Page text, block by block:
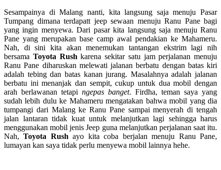
Sesampainya di Malang nanti, kita langsung saja menuju Pasar
Tumpang dimana terdapatt jeep sewaan menuju Ranu Pane bagi
yang ingin menyewa. Dari pasar kita langsung saja menuju Ranu
Pane yang merupakan base camp awal pendakian ke Mahameru.
Nah, di sini kita akan menemukan tantangan ekstrim lagi nih
bersama Toyota Rush karena sekitar satu jam perjalanan menuju
Ranu Pane diharuskan melewati jalanan berbatu dengan batas kiri
adalah tebing dan batas kanan jurang. Masalahnya adalah jalanan
berbatu ini menanjak dan sempit, cukup untuk dua mobil dengan
arah berlawanan tetapi ngepas banget. Firdha, teman saya yang
sudah lebih dulu ke Mahameru mengatakan bahwa mobil yang dia
tumpangi dari Malang ke Ranu Pane sampai menyerah di tengah
jalan lantaran tidak kuat untuk melanjutkan lagi sehingga harus
menggunakan mobil jenis Jeep guna melanjutkan perjalanan saat itu.
Nah,Toyota Rush ayo kita coba berjalan menuju Ranu Pane,
lumayan kan saya tidak perlu menyewa mobil lainnya hehe.